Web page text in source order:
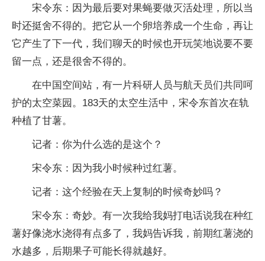
宋令东：因为最后要对果蝇要做灭活处理，所以当
时还挺舍不得的。把它从一个卵培养成一个生命，再让
它产生了下一代，我们聊天的时候也开玩笑地说要不要
留一点，还是很舍不得的。
在中国空间站，有一片科研人员与航天员们共同呵
护的太空菜园。183天的太空生活中，宋令东首次在轨
种植了甘薯。
记者：你为什么选的是这个？
宋令东：因为我小时候种过红薯。
记者：这个经验在天上复制的时候奇妙吗？
宋令东：奇妙。有一次我给我妈打电话说我在种红
薯好像浇水浇得有点多了，我妈告诉我，前期红薯浇的
水越多，后期果子可能长得就越好。